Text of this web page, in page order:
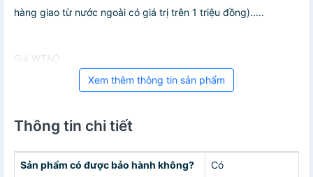
hàng giao từ nước ngoài có giá trị trên 1 triệu đồng).....
Giá WTAO
Xem thêm thông tin sản phẩm
Thông tin chi tiết
Sản phẩm có được bảo hành không? Có